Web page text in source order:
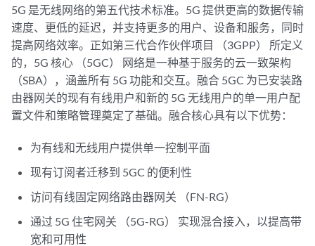
5G 是无线网络的第五代技术标准。5G 提供更高的数据传输
速度、更低的延迟，并支持更多的用户、设备和服务，同时
提高网络效率。正如第三代合作伙伴项目 （3GPP） 所定义
的，5G 核心 （5GC） 网络是一种基于服务的云一致架构
（SBA），涵盖所有 5G 功能和交互。融合 5GC 为已安装路
由器网关的现有有线用户和新的 5G 无线用户的单一用户配
置文件和策略管理奠定了基础。融合核心具有以下优势：
为有线和无线用户提供单一控制平面
现有订阅者迁移到 5GC 的便利性
访问有线固定网络路由器网关 （FN-RG）
通过 5G 住宅网关 （5G-RG） 实现混合接入，以提高带
宽和可用性